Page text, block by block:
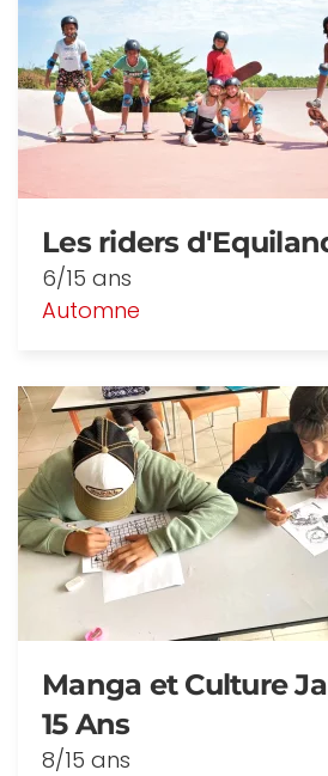
Les riders
6/15 ans
Automne
Manga et Culture
15 Ans
8/15 ans